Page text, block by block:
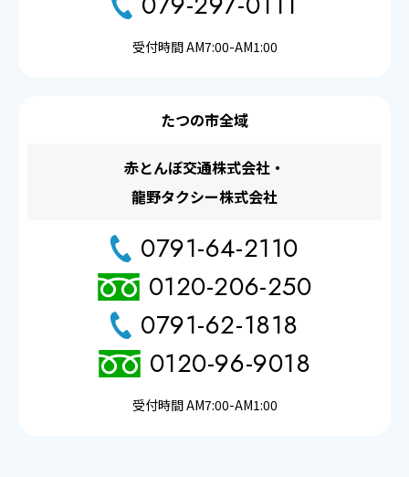
受付時間 AM7:00-AM1:00
たつの市全域
赤とんぼ交通株式会社・
龍野タクシー株式会社
0791-64-2110
0120-206-250
0791-62-1818
0120-96-9018
受付時間 AM7:00-AM1:00